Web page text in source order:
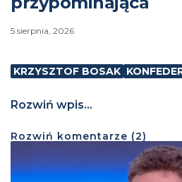
5 sierpnia, 2026
KRZYSZTOF BOSAK
Rozwiń wpis...
Rozwiń komentarze (2)